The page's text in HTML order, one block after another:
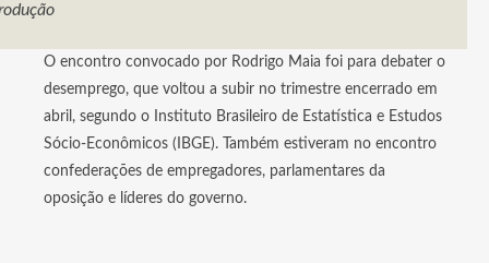
O encontro convocado por Rodrigo Maia foi para debater o
desemprego, que voltou a subir no trimestre encerrado em
abril, segundo o Instituto Brasileiro de Estatística e Estudos
Sócio-Econômicos (IBGE). Também estiveram no encontro
confederações de empregadores, parlamentares da
oposição e líderes do governo.